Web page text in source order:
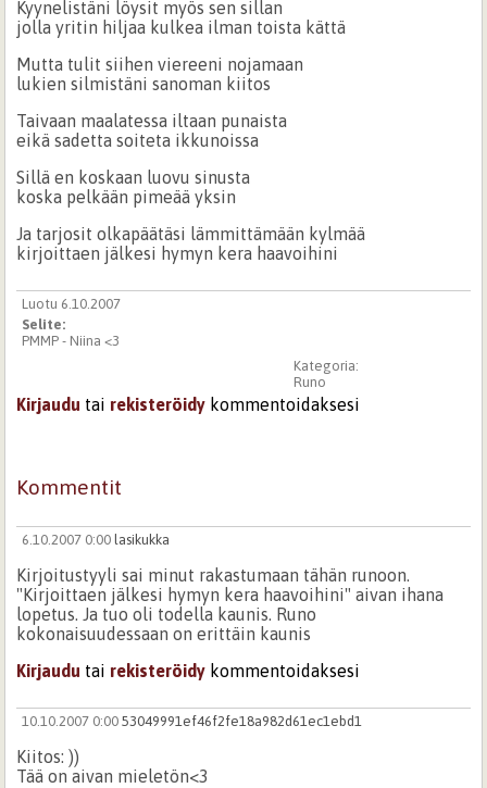
Kyynelistäni löysit myös sen sillan
jolla yritin hiljaa kulkea ilman toista kättä
Mutta tulit siihen viereeni nojamaan
lukien silmistäni sanoman kiitos
Taivaan maalatessa iltaan punaista
eikä sadetta soiteta ikkunoissa
Sillä en koskaan luovu sinusta
koska pelkään pimeää yksin
Ja tarjosit olkapäätäsi lämmittämään kylmää
kirjoittaen jälkesi hymyn kera haavoihini
Luotu 6.10.2007
Selite:
PMMP - Niina <3
Kategoria:
Runo
Kirjaudu tai rekisteröidy kommentoidaksesi
Kommentit
6.10.2007 0:00 lasikukka
Kirjoitustyyli sai minut rakastumaan tähän runoon.
"Kirjoittaen jälkesi hymyn kera haavoihini" aivan ihana
lopetus. Ja tuo oli todella kaunis. Runo
kokonaisuudessaan on erittäin kaunis
Kirjaudu tai rekisteröidy kommentoidaksesi
10.10.2007 0:00 53049991ef46f2fe18a982d61ec1ebd1
Kiitos: ))
Tää on aivan mieletön<3